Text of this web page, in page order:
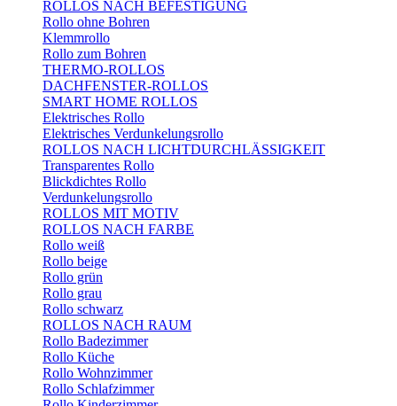
ROLLOS NACH BEFESTIGUNG
Rollo ohne Bohren
Klemmrollo
Rollo zum Bohren
THERMO-ROLLOS
DACHFENSTER-ROLLOS
SMART HOME ROLLOS
Elektrisches Rollo
Elektrisches Verdunkelungsrollo
ROLLOS NACH LICHTDURCHLÄSSIGKEIT
Transparentes Rollo
Blickdichtes Rollo
Verdunkelungsrollo
ROLLOS MIT MOTIV
ROLLOS NACH FARBE
Rollo weiß
Rollo beige
Rollo grün
Rollo grau
Rollo schwarz
ROLLOS NACH RAUM
Rollo Badezimmer
Rollo Küche
Rollo Wohnzimmer
Rollo Schlafzimmer